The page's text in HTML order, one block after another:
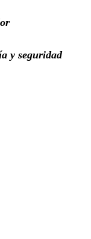
y seguridad